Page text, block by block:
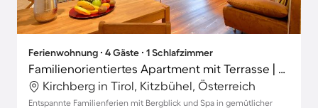
Ferienwohnung ∙ 4 Gäste ∙ 1 Schlafzimmer
Familienorientiertes Apartment mit Terrasse | Bergblick | Skifahren in der Nähe
Kirchberg in Tirol, Kitzbühel, Österreich
Entspannte Familienferien mit Bergblick und Spa in gemütlicher